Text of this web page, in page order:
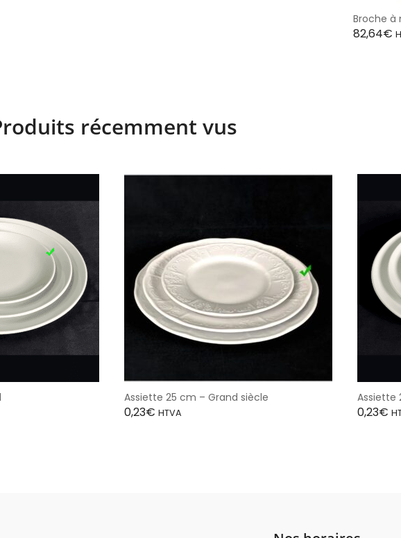
Broche à
82,64€
récemment vus
Assiette 25 cm – Grand siècle
0,23€ HTVA
Assiette
0,23€